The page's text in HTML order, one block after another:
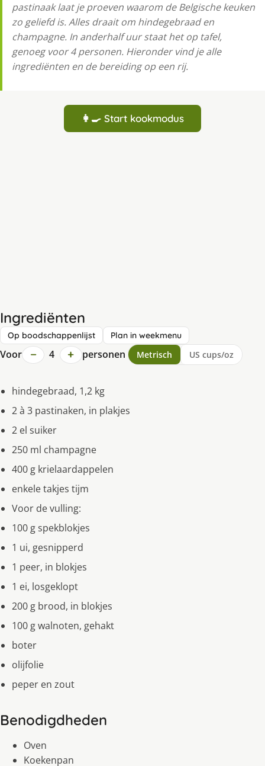
pastinaak laat je proeven waarom de Belgische keuken
zo geliefd is. Alles draait om hindegebraad en
champagne. In anderhalf uur staat het op tafel,
genoeg voor 4 personen. Hieronder vind je alle
ingrediënten en de bereiding op een rij.
👩‍🍳 Start kookmodus
Ingrediënten
Op boodschappenlijst Plan in weekmenu
Voor − 4 + personen Metrisch US cups/oz
hindegebraad, 1,2 kg
2 à 3 pastinaken, in plakjes
2 el suiker
250 ml champagne
400 g krielaardappelen
enkele takjes tijm
Voor de vulling:
100 g spekblokjes
1 ui, gesnipperd
1 peer, in blokjes
1 ei, losgeklopt
200 g brood, in blokjes
100 g walnoten, gehakt
boter
olijfolie
peper en zout
Benodigdheden
Oven
Koekenpan